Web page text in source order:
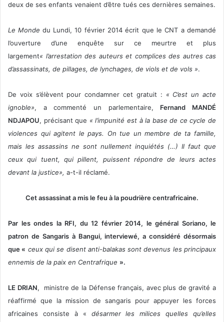
deux de ses enfants venaient d’être tués ces dernières semaines.
Le Monde du Lundi, 10 février 2014 écrit que le CNT a demandé
l’ouverture d’une enquête sur ce meurtre et plus
largement« l’arrestation des auteurs et complices des autres cas
d’assassinats, de pillages, de lynchages, de viols et de vols ».
De voix s’élèvent pour condamner cet gratuit : « C’estun acte
ignoble», a commenté un parlementaire, Fernand MANDÉ
NDJAPOU, précisant que « l’impunité est à la base de ce cycle de
violences qui agitent le pays. On tue un membre de ta famille,
mais les assassins ne sont nullement inquiétés (…) Il faut que
ceux qui tuent, qui pillent, puissent répondre de leurs actes
devant la justice», a-t-il réclamé.
Cet assassinat a mis le feu à la poudrière centrafricaine.
Par les ondes la RFI, du 12 février 2014, le général Soriano, le
patron de Sangaris à Bangui, interviewé, a considéré désormais
que « ceux qui se disent anti-balakas sont devenus les principaux
ennemis de la paix en Centrafrique ».
LE DRIAN, ministre de la Défense français, avec plus de gravité a
réaffirmé que la mission de sangaris pour appuyer les forces
africaines consiste à « désarmer les milices quelles qu’elles